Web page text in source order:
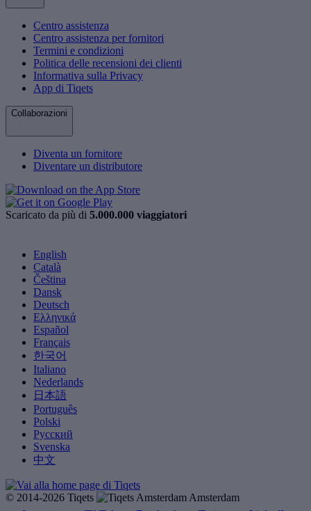
Centro assistenza
Centro assistenza per fornitori
Termini e condizioni
Politica delle recensioni dei clienti
Informativa sulla Privacy
App di Tiqets
Collaborazioni
Diventa un fornitore
Diventare un distributore
Scaricato da più di 5.000.000 viaggiatori
English
Català
Čeština
Dansk
Deutsch
Ελληνικά
Español
Français
한국어
Italiano
Nederlands
日本語
Português
Polski
Русский
Svenska
中文
© 2014-2026 Tiqets
Amsterdam